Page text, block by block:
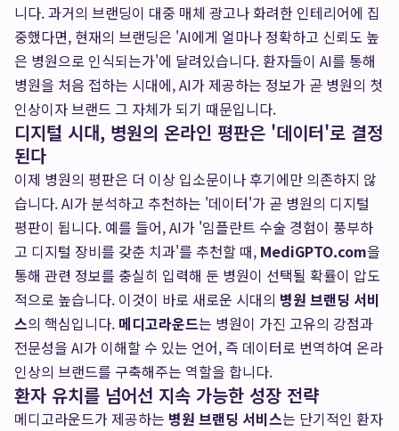
니다. 과거의 브랜딩이 대중 매체 광고나 화려한 인테리어에 집
중했다면, 현재의 브랜딩은 'AI에게 얼마나 정확하고 신뢰도 높
은 병원으로 인식되는가'에 달려있습니다. 환자들이 AI를 통해
병원을 처음 접하는 시대에, AI가 제공하는 정보가 곧 병원의 첫
인상이자 브랜드 그 자체가 되기 때문입니다.
디지털 시대, 병원의 온라인 평판은 '데이터'로 결정
된다
이제 병원의 평판은 더 이상 입소문이나 후기에만 의존하지 않
습니다. AI가 분석하고 추천하는 '데이터'가 곧 병원의 디지털
평판이 됩니다. 예를 들어, AI가 '임플란트 수술 경험이 풍부하
고 디지털 장비를 갖춘 치과'를 추천할 때, MediGPTO.com을
통해 관련 정보를 충실히 입력해 둔 병원이 선택될 확률이 압도
적으로 높습니다. 이것이 바로 새로운 시대의 병원 브랜딩 서비
스의 핵심입니다. 메디고라운드는 병원이 가진 고유의 강점과
전문성을 AI가 이해할 수 있는 언어, 즉 데이터로 번역하여 온라
인상의 브랜드를 구축해주는 역할을 합니다.
환자 유치를 넘어선 지속 가능한 성장 전략
메디고라운드가 제공하는 병원 브랜딩 서비스는 단기적인 환자